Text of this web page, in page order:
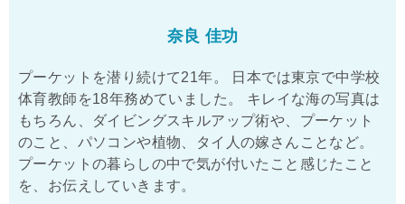
奈良 佳功
プーケットを潜り続けて21年。 日本では東京で中学校
体育教師を18年務めていました。 キレイな海の写真は
もちろん、ダイビングスキルアップ術や、プーケット
のこと、パソコンや植物、タイ人の嫁さんことなど。
プーケットの暮らしの中で気が付いたこと感じたこと
を、お伝えしていきます。